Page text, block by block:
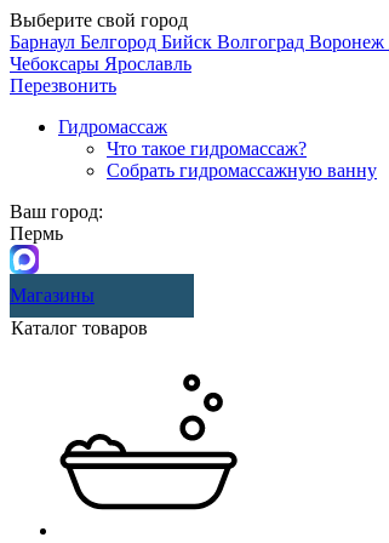
Выберите свой город
Барнаул Белгород Бийск Волгоград Воронеж
Чебоксары Ярославль
Перезвонить
Гидромассаж
Что такое гидромассаж?
Собрать гидромассажную ванну
Ваш город:
Пермь
Магазины
Каталог товаров